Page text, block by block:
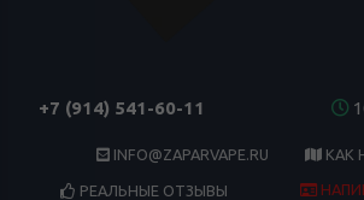
+7 (914) 541-60-11
INFO@ZAPARVAPE.RU КАК
РЕАЛЬНЫЕ ОТЗЫВЫ